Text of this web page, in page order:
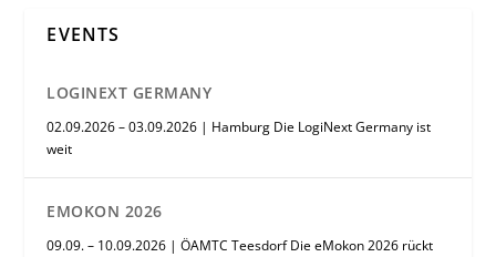
EVENTS
LOGINEXT GERMANY
02.09.2026 – 03.09.2026 | Hamburg Die LogiNext Germany ist
weit
EMOKON 2026
09.09. – 10.09.2026 | ÖAMTC Teesdorf Die eMokon 2026 rückt